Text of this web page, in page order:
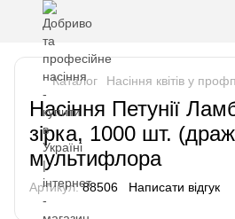
Каталог Насіння квітів у
Насіння Петунії
зірка, 1000 шт.
мультифлора
Артикул:88506 Написати відгук